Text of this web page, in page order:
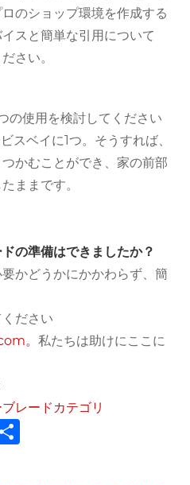
のショップ環境を作成する
スと簡単な引用について
さい。
の使用を検討してください
スベイに1つ。そうすれば、
かむことができ、家の前部
ままです。
の準備はできましたか？
かどうかにかかわらず、簡
ださい
。 私たちは助けにここに
レードカテゴリ